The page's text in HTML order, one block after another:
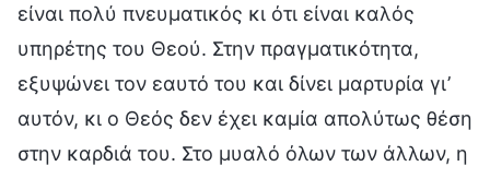
είναι πολύ πνευματικός κι ότι είναι καλός
υπηρέτης του Θεού. Στην πραγματικότητα,
εξυψώνει τον εαυτό του και δίνει μαρτυρία γι’
αυτόν, κι ο Θεός δεν έχει καμία απολύτως θέση
στην καρδιά του. Στο μυαλό όλων των άλλων, η